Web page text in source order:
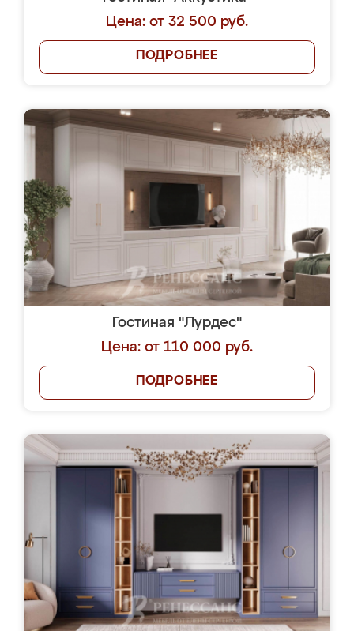
Цена: от 32 500 руб.
ПОДРОБНЕЕ
Гостиная "Лурдес"
Цена: от 110 000 руб.
ПОДРОБНЕЕ